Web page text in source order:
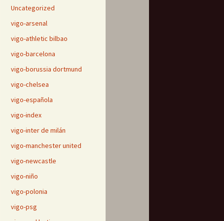
Uncategorized
vigo-arsenal
vigo-athletic bilbao
vigo-barcelona
vigo-borussia dortmund
vigo-chelsea
vigo-española
vigo-index
vigo-inter de milán
vigo-manchester united
vigo-newcastle
vigo-niño
vigo-polonia
vigo-psg